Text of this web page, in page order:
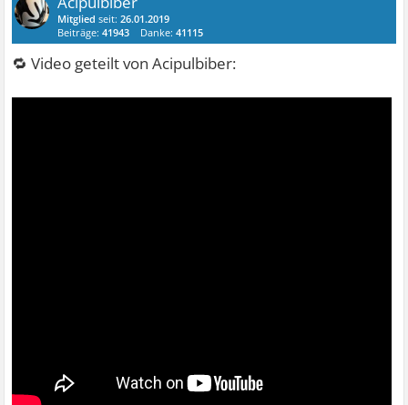
Mitglied seit:26.01.2019
Beiträge:41943 Danke:41115
🔁 Video geteilt von Acipulbiber: